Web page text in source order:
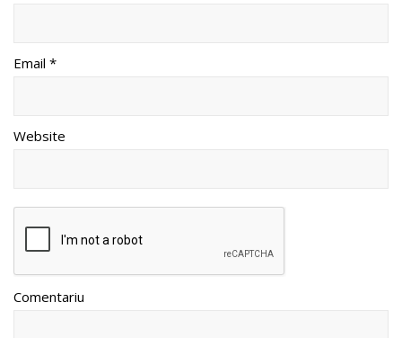
Email *
Website
Comentariu